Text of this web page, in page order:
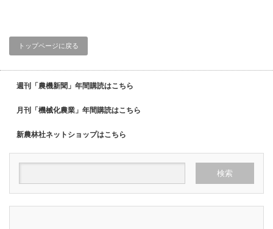
トップページに戻る
週刊「農機新聞」年間購読はこちら
月刊「機械化農業」年間購読はこちら
新農林社ネットショップはこちら